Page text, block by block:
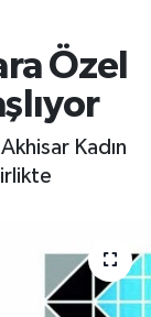
Özel
Kadın